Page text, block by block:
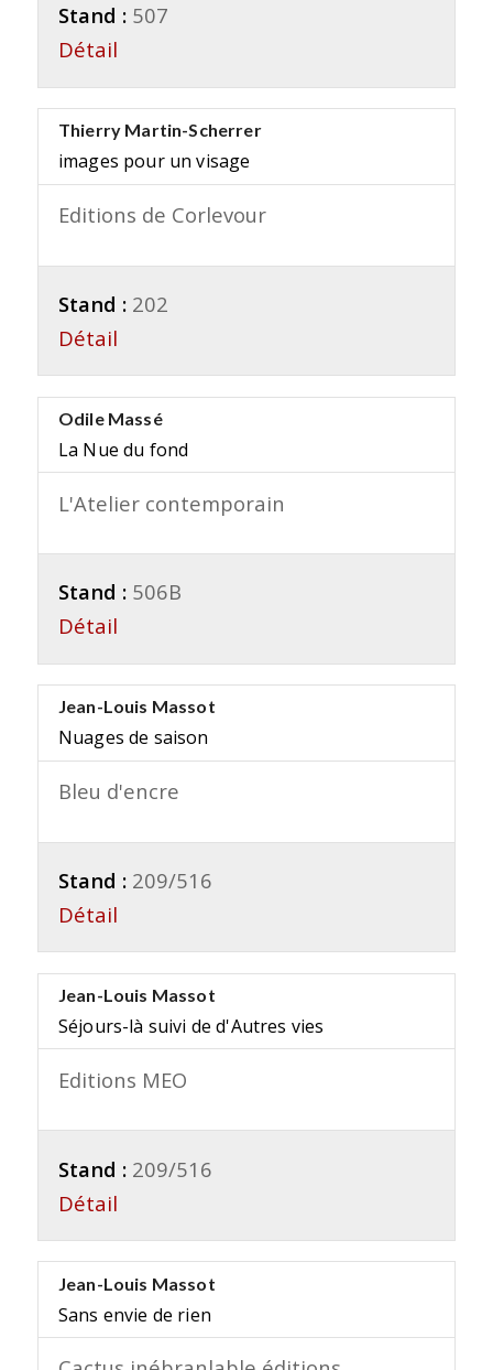
Stand : 507
Détail
Thierry Martin-Scherrer
images pour un visage
Editions de Corlevour
Stand : 202
Détail
Odile Massé
La Nue du fond
L'Atelier contemporain
Stand : 506B
Détail
Jean-Louis Massot
Nuages de saison
Bleu d'encre
Stand : 209/516
Détail
Jean-Louis Massot
Séjours-là suivi de d'Autres vies
Editions MEO
Stand : 209/516
Détail
Jean-Louis Massot
Sans envie de rien